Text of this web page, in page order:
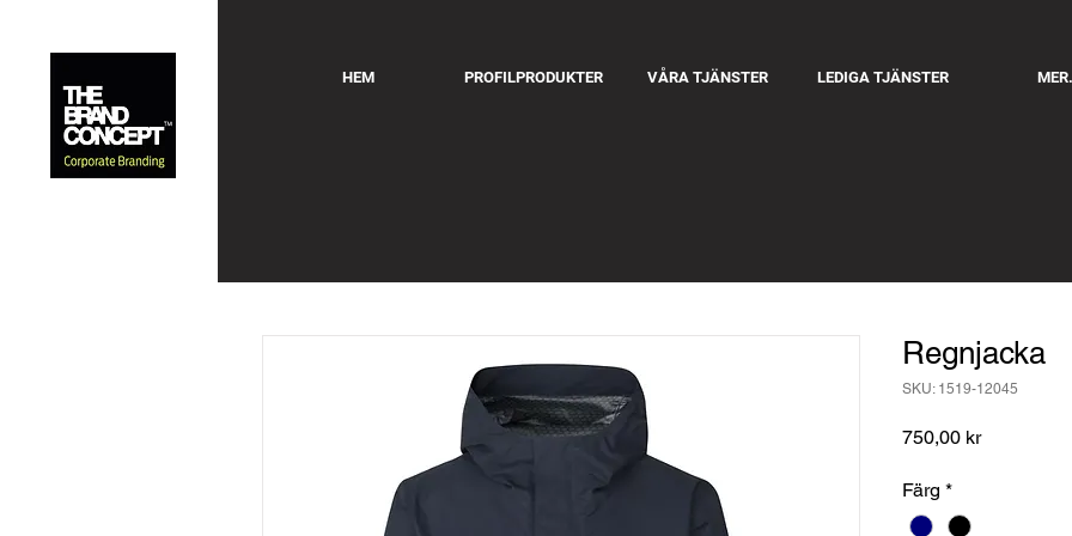
HEM PROFILPRODUKTER VÅRA TJÄNSTER LEDIGA TJÄNSTER
Regnjacka
SKU: 1519-12045
750,00 krPris
Färg *